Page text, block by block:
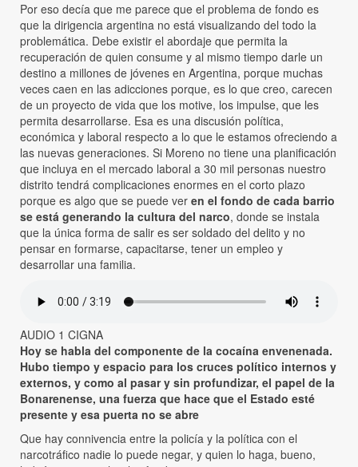
Por eso decía que me parece que el problema de fondo es
que la dirigencia argentina no está visualizando del todo la
problemática. Debe existir el abordaje que permita la
recuperación de quien consume y al mismo tiempo darle un
destino a millones de jóvenes en Argentina, porque muchas
veces caen en las adicciones porque, es lo que creo, carecen
de un proyecto de vida que los motive, los impulse, que les
permita desarrollarse. Esa es una discusión política,
económica y laboral respecto a lo que le estamos ofreciendo a
las nuevas generaciones. Si Moreno no tiene una planificación
que incluya en el mercado laboral a 30 mil personas nuestro
distrito tendrá complicaciones enormes en el corto plazo
porque es algo que se puede ver en el fondo de cada barrio
se está generando la cultura del narco, donde se instala
que la única forma de salir es ser soldado del delito y no
pensar en formarse, capacitarse, tener un empleo y
desarrollar una familia.
AUDIO 1 CIGNA
Hoy se habla del componente de la cocaína envenenada.
Hubo tiempo y espacio para los cruces político internos y
externos, y como al pasar y sin profundizar, el papel de la
Bonarenense, una fuerza que hace que el Estado esté
presente y esa puerta no se abre
Que hay connivencia entre la policía y la política con el
narcotráfico nadie lo puede negar, y quien lo haga, bueno,